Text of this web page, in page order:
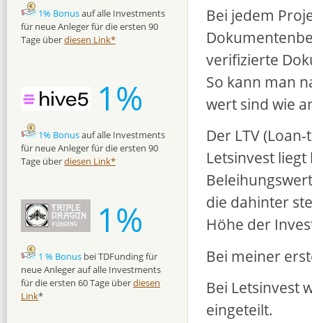
Bei jedem
verifizierte
So kann man
wert sind wie
Der LTV
Letsinvest liegt
die dahinter
Höhe der
Bei meiner
Bei Letsinvest
eingeteilt.
1% Bonusauf alle Investments
für neue Anleger für die ersten 90
Tage überdiesen Link*
1%
1% Bonusauf alle Investments
für neue Anleger für die ersten 90
Tage überdiesen Link*
1%
1 % Bonus bei TDFunding für
neue Anleger auf alle Investments
für die ersten 60 Tage überdiesen
Link*